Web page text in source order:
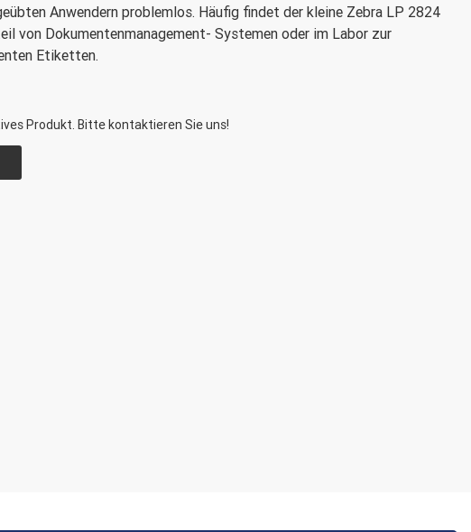
Anwendern problemlos. Häufig findet der kleine Zebra LP 2824
von Dokumentenmanagement- Systemen oder im Labor zur
Etiketten.
Produkt. Bitte kontaktieren Sie uns!